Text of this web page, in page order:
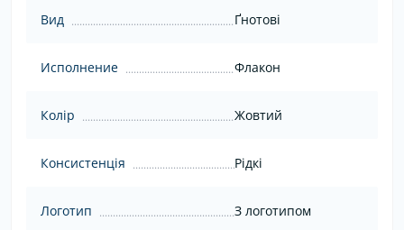
Вид Ґнотові
Исполнение Флакон
Колір Жовтий
Консистенція Рідкі
Логотип З логотипом